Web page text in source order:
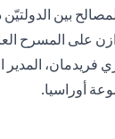
بين
على المسرح
فريدمان، المدير
أوراسيا.